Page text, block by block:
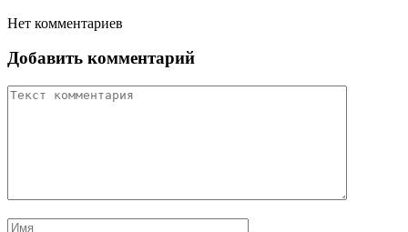
Нет комментариев
Добавить комментарий